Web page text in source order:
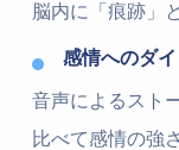
脳内に「痕跡」
感情へのダ
音声によるスト
比べて感情の強